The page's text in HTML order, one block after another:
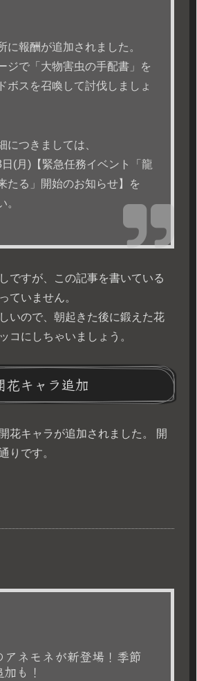
に報酬が追加されました。
ジで「大物害虫の手配書」を
ボスを召喚して討伐しましょ
につきましては、
(月)【緊急任務イベント「龍
たる」開始のお知らせ】を
。
ですが、この記事を書いている
ていません。
いので、朝起きた後に鍛えた花
コにしちゃいましょう。
花キャラ追加
花キャラが追加されました。 開
りです。
アネモネが新登場！季節
も！